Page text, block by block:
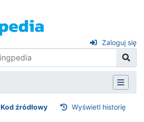
Zaloguj się
Kod źródłowy Wyświetl historię